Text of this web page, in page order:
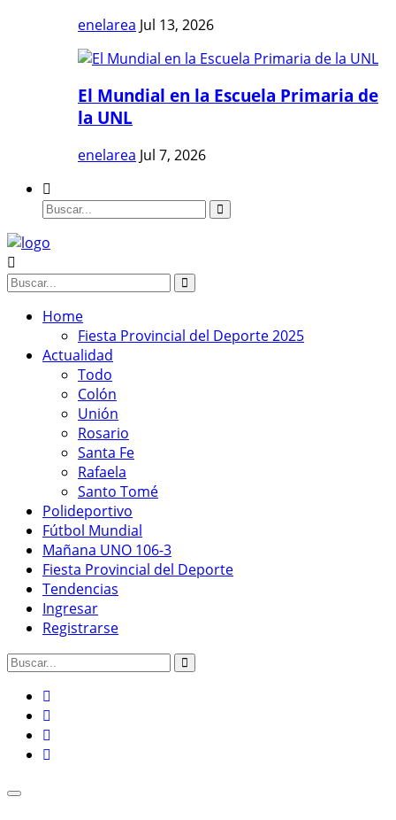
enelarea Jul 13, 2026
El Mundial en la Escuela Primaria de
la UNL
enelarea Jul 7, 2026
Home
Fiesta Provincial del Deporte 2025
Actualidad
Todo
Colón
Unión
Rosario
Santa Fe
Rafaela
Santo Tomé
Polideportivo
Fútbol Mundial
Mañana UNO 106-3
Fiesta Provincial del Deporte
Tendencias
Ingresar
Registrarse